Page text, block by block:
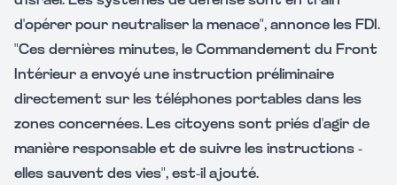
d'opérer pour neutraliser la menace", annonce les FDI.
"Ces dernières minutes, le Commandement du Front
Intérieur a envoyé une instruction préliminaire
directement sur les téléphones portables dans les
zones concernées. Les citoyens sont priés d'agir de
manière responsable et de suivre les instructions -
elles sauvent des vies", est-il ajouté.